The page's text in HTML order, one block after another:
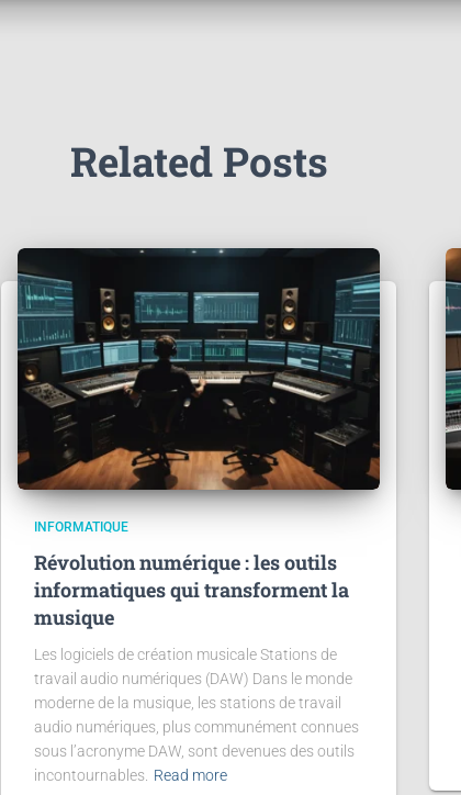
Related Posts
INFORMATIQUE
Révolution numérique : les outils
informatiques qui transforment la
musique
Les logiciels de création musicale Stations de
travail audio numériques (DAW) Dans le monde
moderne de la musique, les stations de travail
audio numériques, plus communément connues
sous l’acronyme DAW, sont devenues des outils
incontournables. Read more